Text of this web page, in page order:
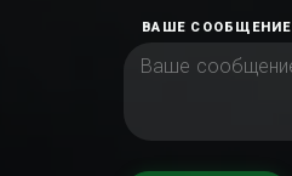
ВАШЕ СООБЩЕНИЕ